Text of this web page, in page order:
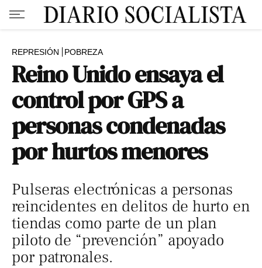
REPRESIÓN POBREZA
Reino Unido ensaya el
control por GPS a
personas condenadas
por hurtos menores
Pulseras electrónicas a personas
reincidentes en delitos de hurto en
tiendas como parte de un plan
piloto de “prevención” apoyado
por patronales.